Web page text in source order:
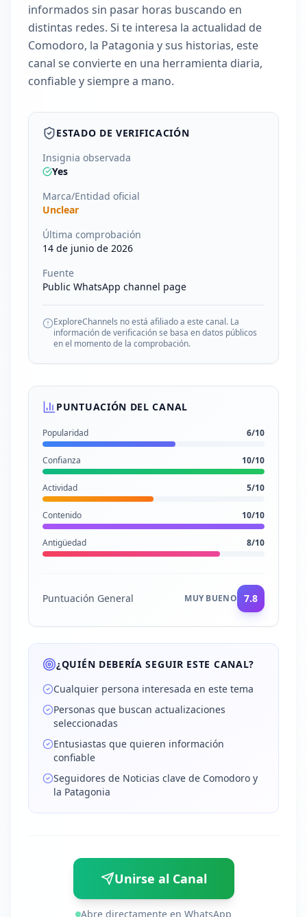
informados sin pasar horas buscando en
distintas redes. Si te interesa la actualidad de
Comodoro, la Patagonia y sus historias, este
canal se convierte en una herramienta diaria,
confiable y siempre a mano.
ESTADO DE VERIFICACIÓN
Insignia observada
Yes
Marca/Entidad oficial
Unclear
Última comprobación
14 de junio de 2026
Fuente
Public WhatsApp channel page
ExploreChannels no está afiliado a este canal. La
información de verificación se basa en datos públicos
en el momento de la comprobación.
PUNTUACIÓN DEL CANAL
Popularidad 6/10
Confianza 10/10
Actividad 5/10
Contenido 10/10
Antigüedad 8/10
Puntuación General MUY BUENO 7.8
¿QUIÉN DEBERÍA SEGUIR ESTE CANAL?
Cualquier persona interesada en este tema
Personas que buscan actualizaciones
seleccionadas
Entusiastas que quieren información
confiable
Seguidores de Noticias clave de Comodoro y
la Patagonia
Unirse al Canal
Abre directamente en WhatsApp